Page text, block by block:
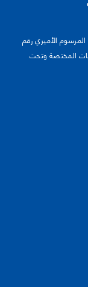
الأميري رقم
بعد موافقة الجهات المختصة وتحت